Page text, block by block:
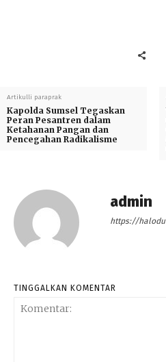
Artikulli paraprak
Kapolda Sumsel Tegaskan
Peran Pesantren dalam
Ketahanan Pangan dan
Pencegahan Radikalisme
admin
https://
TINGGALKAN KOMENTAR